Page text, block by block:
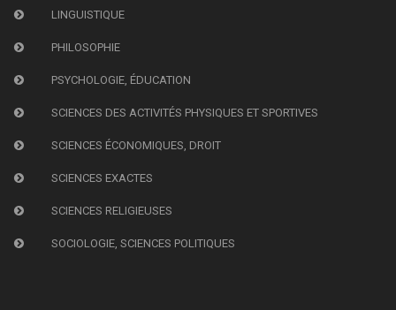
LINGUISTIQUE
PHILOSOPHIE
PSYCHOLOGIE, ÉDUCATION
SCIENCES DES ACTIVITÉS PHYSIQUES ET SPORTIVES
SCIENCES ÉCONOMIQUES, DROIT
SCIENCES EXACTES
SCIENCES RELIGIEUSES
SOCIOLOGIE, SCIENCES POLITIQUES